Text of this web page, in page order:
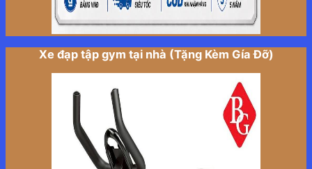
Xe đạp tập gym tại nhà (Tặng Kèm Gía Đỡ)